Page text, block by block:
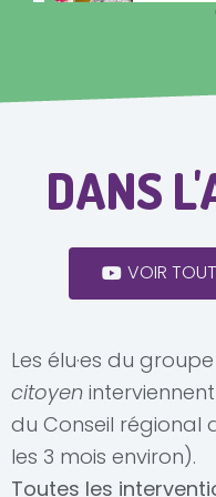
n
DANS
VOIR
Les élu·es du groupe
citoyen
du Conseil régional
les 3 mois environ).
Toutes les